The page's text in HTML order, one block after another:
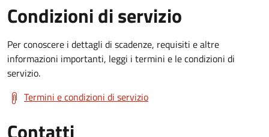
Condizioni di servizio
Per conoscere i dettagli di scadenze, requisiti e altre
informazioni importanti, leggi i termini e le condizioni di
servizio.
Termini e condizioni di servizio